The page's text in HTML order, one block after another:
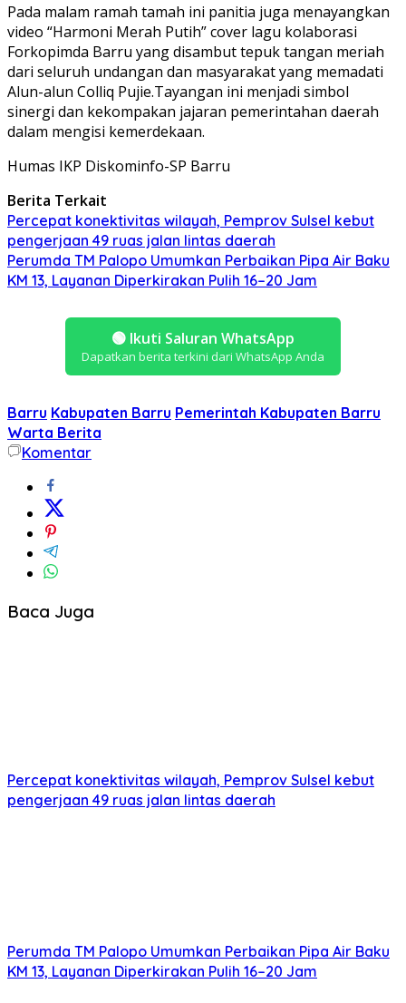
Pada malam ramah tamah ini panitia juga menayangkan
video “Harmoni Merah Putih” cover lagu kolaborasi
Forkopimda Barru yang disambut tepuk tangan meriah
dari seluruh undangan dan masyarakat yang memadati
Alun-alun Colliq Pujie.Tayangan ini menjadi simbol
sinergi dan kekompakan jajaran pemerintahan daerah
dalam mengisi kemerdekaan.
Humas IKP Diskominfo-SP Barru
Berita Terkait
Percepat konektivitas wilayah, Pemprov Sulsel kebut
pengerjaan 49 ruas jalan lintas daerah
Perumda TM Palopo Umumkan Perbaikan Pipa Air Baku
KM 13, Layanan Diperkirakan Pulih 16–20 Jam
🟢 Ikuti Saluran WhatsApp
Dapatkan berita terkini dari WhatsApp Anda
Barru Kabupaten Barru Pemerintah Kabupaten Barru
Warta Berita
Komentar
Baca Juga
Percepat konektivitas wilayah, Pemprov Sulsel kebut
pengerjaan 49 ruas jalan lintas daerah
Perumda TM Palopo Umumkan Perbaikan Pipa Air Baku
KM 13, Layanan Diperkirakan Pulih 16–20 Jam